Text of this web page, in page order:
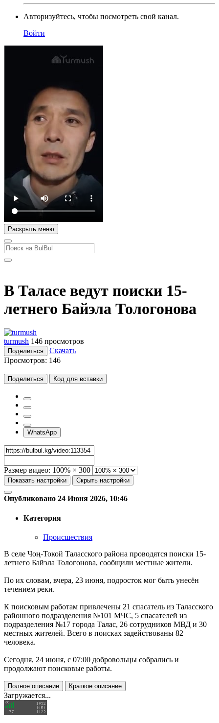
Авторизуйтесь, чтобы посмотреть свой канал.
Войти
Раскрыть меню
В Таласе ведут поиски 15-
летнего Байэла Тологонова
turmush 146 просмотров
Поделиться
Скачать
Просмотров: 146
Поделиться Код для вставки
WhatsApp
Размер видео: 100% × 300
Показать настройки Скрыть настройки
Опубликовано 24 Июня 2026, 10:46
Категория
Происшествия
В селе Чоң-Токой Таласского района проводятся поиски 15-
летнего Байэла Тологонова, сообщили местные жители.
По их словам, вчера, 23 июня, подросток мог быть унесён
течением реки.
К поисковым работам привлечены 21 спасатель из Таласского
районного подразделения №101 МЧС, 5 спасателей из
подразделения №17 города Талас, 26 сотрудников МВД и 30
местных жителей. Всего в поисках задействованы 82
человека.
Сегодня, 24 июня, с 07:00 добровольцы собрались и
продолжают поисковые работы.
Полное описание Краткое описание
Загружается...